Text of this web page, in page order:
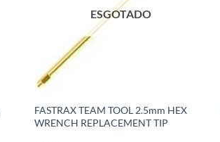
ESGOTADO
FASTRAX TEAM TOOL 2.5mm HEX
WRENCH REPLACEMENT TIP